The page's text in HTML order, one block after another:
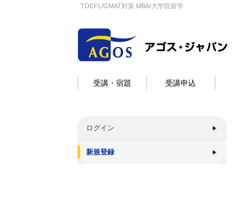
TOEFL/GMAT対策 MBA/大学院留学
受講・宿題 受講申込
ログイン
新規登録